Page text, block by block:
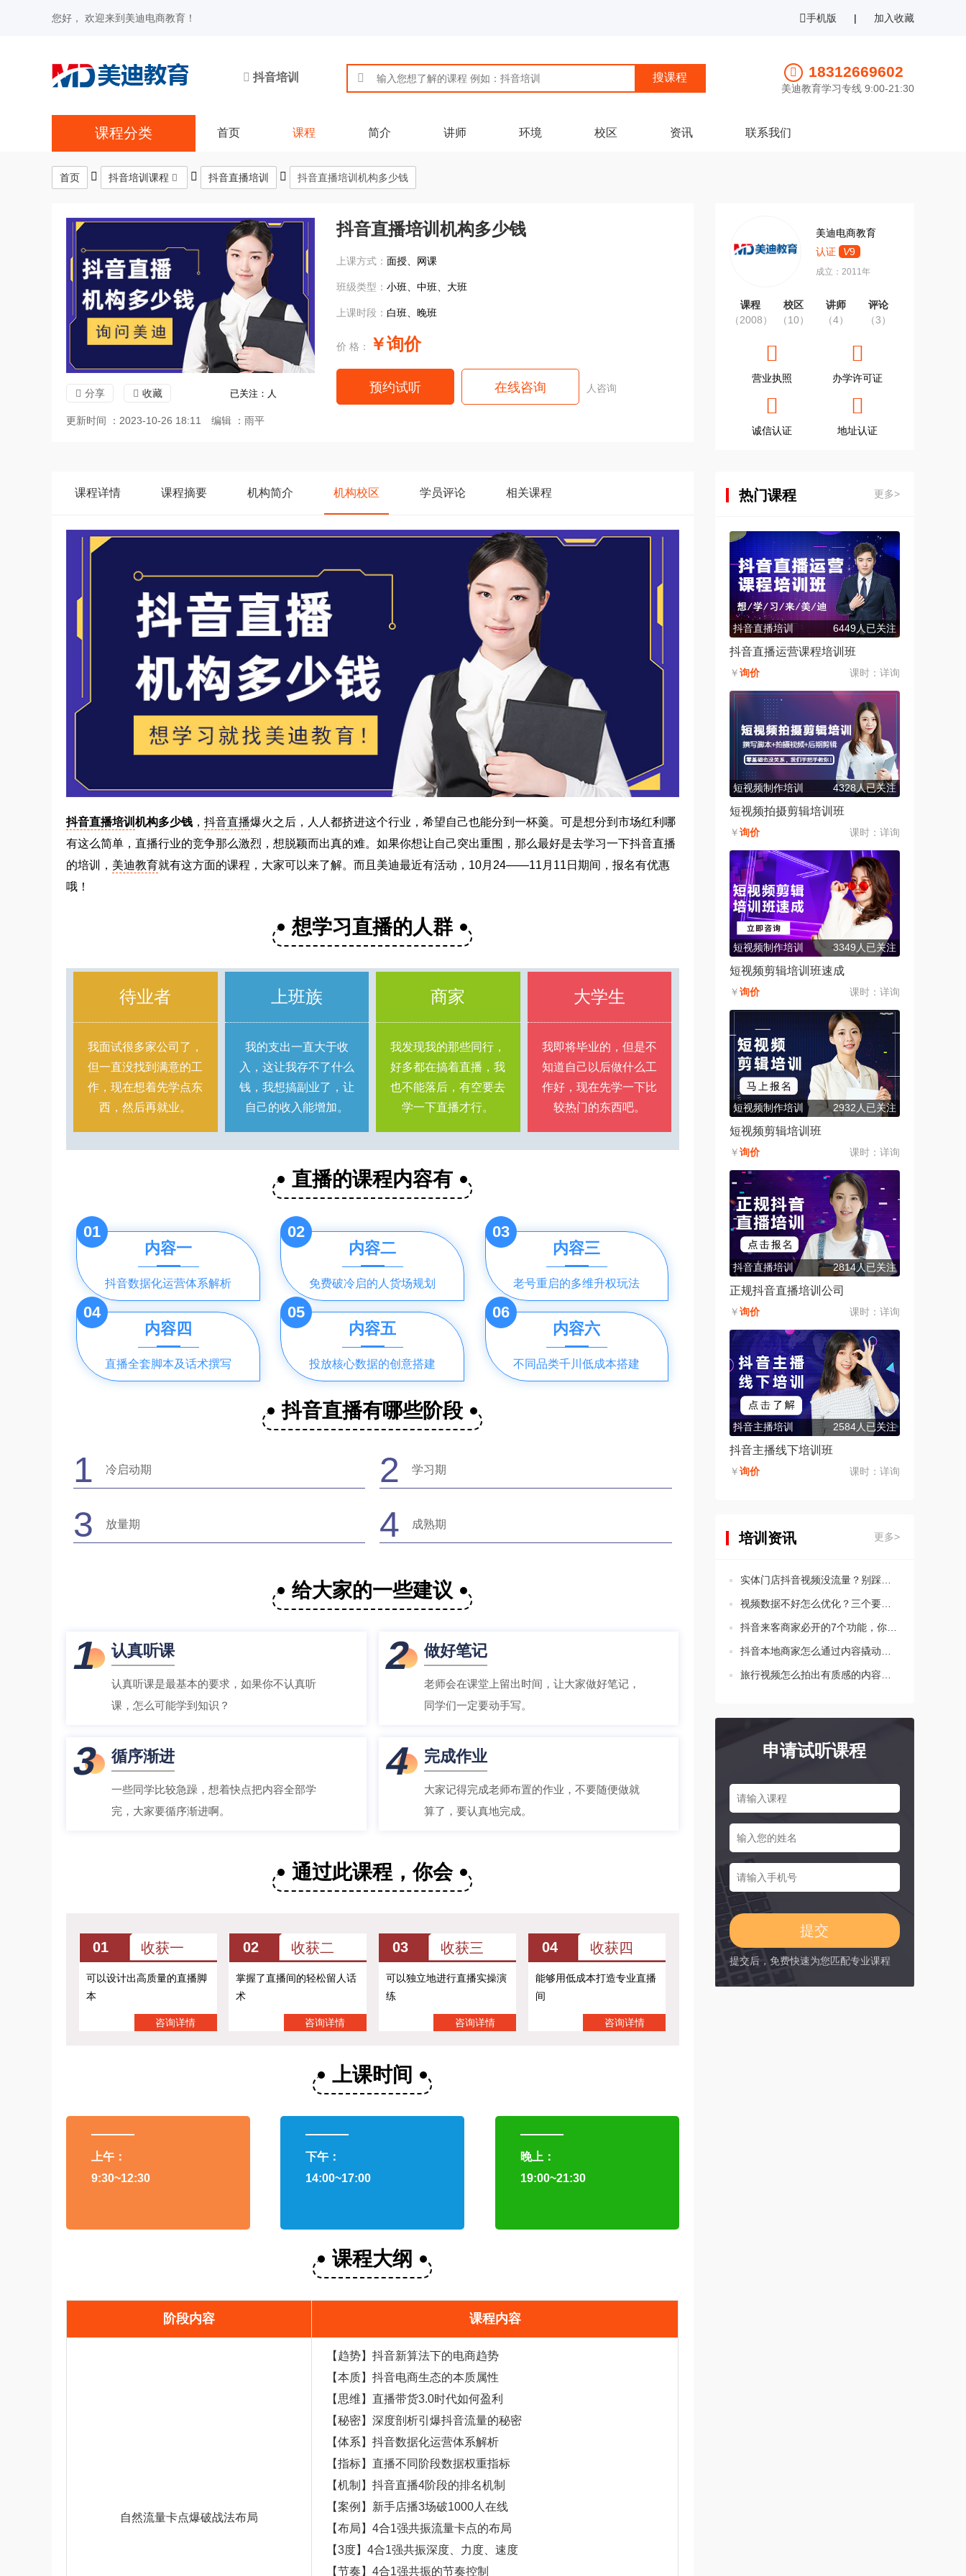
您好， 欢迎来到美迪电商教育！ 手机版 | 加入收藏
抖音培训 18312669602
美迪教育学习专线 9:00-21:30
课程分类 首页 课程 简介 讲师 环境 校区 资讯 联系我们
首页 抖音培训课程 抖音直播培训 抖音直播培训机构多少钱
分享 收藏 已关注： 人
更新时间 ：2023-10-26 18:11 编辑 ：雨平
抖音直播培训机构多少钱
上课方式：面授、网课
班级类型：小班、中班、大班
上课时段： 白班、晚班
价 格： ￥询价
预约试听 在线咨询 人咨询
美迪电商教育
认证
V9
成立：2011年
课程
（2008）
校区
（10）
讲师
（4）
评论
（3）
营业执照 办学许可证
诚信认证 地址认证
课程详情 课程摘要 机构简介 机构校区 学员评论 相关课程
抖音直播培训 机构多少钱 ， 抖音直播爆火之后，人人都挤进这个行业，希望自己也能分到一杯羹。可是想分到市场红利哪
有这么简单，直播行业的竞争那么激烈，想脱颖而出真的难。如果你想让自己突出重围，那么最好是去学习一下抖音直播
的培训， 美迪教育就有这方面的课程，大家可以来了解。而且美迪最近有活动，10月24——11月11日期间，报名有优惠
哦！
想学习直播的人群
待业者
我面试很多家公司了，
但一直没找到满意的工
作，现在想着先学点东
西，然后再就业。
上班族
我的支出一直大于收
入，这让我存不了什么
钱，我想搞副业了，让
自己的收入能增加。
商家
我发现我的那些同行，
好多都在搞着直播，我
也不能落后，有空要去
学一下直播才行。
大学生
我即将毕业的，但是不
知道自己以后做什么工
作好，现在先学一下比
较热门的东西吧。
直播的课程内容有
01
内容一
抖音数据化运营体系解析
02
内容二
免费破冷启的人货场规划
03
内容三
老号重启的多维升权玩法
04
内容四
直播全套脚本及话术撰写
05
内容五
投放核心数据的创意搭建
06
内容六
不同品类千川低成本搭建
抖音直播有哪些阶段
1 冷启动期 2 学习期
3 放量期 4 成熟期
给大家的一些建议
1 认真听课
认真听课是最基本的要求，如果你不认真听
课，怎么可能学到知识？
2 做好笔记
老师会在课堂上留出时间，让大家做好笔记，
同学们一定要动手写。
3 循序渐进
一些同学比较急躁，想着快点把内容全部学
完，大家要循序渐进啊。
4 完成作业
大家记得完成老师布置的作业，不要随便做就
算了，要认真地完成。
通过此课程，你会
01 收获一
可以设计出高质量的直播脚
本
咨询详情
02 收获二
掌握了直播间的轻松留人话
术
咨询详情
03 收获三
可以独立地进行直播实操演
练
咨询详情
04 收获四
能够用低成本打造专业直播
间
咨询详情
上课时间
上午：
9:30~12:30
下午：
14:00~17:00
晚上：
19:00~21:30
课程大纲
阶段内容 课程内容
自然流量卡点爆破战法布局
【趋势】抖音新算法下的电商趋势
【本质】抖音电商生态的本质属性
【思维】直播带货3.0时代如何盈利
【秘密】深度剖析引爆抖音流量的秘密
【体系】抖音数据化运营体系解析
【指标】直播不同阶段数据权重指标
【机制】抖音直播4阶段的排名机制
【案例】新手店播3场破1000人在线
【布局】4合1强共振流量卡点的布局
【3度】4合1强共振深度、力度、速度
【节奏】4合1强共振的节奏控制
热门课程 更多>
抖音直播培训 6449人已关注
抖音直播运营课程培训班
￥询价 课时： 详询
短视频制作培训 4328人已关注
短视频拍摄剪辑培训班
￥询价 课时： 详询
短视频制作培训 3349人已关注
短视频剪辑培训班速成
￥询价 课时： 详询
短视频制作培训 2932人已关注
短视频剪辑培训班
￥询价 课时： 详询
抖音直播培训 2814人已关注
正规抖音直播培训公司
￥询价 课时： 详询
抖音主播培训 2584人已关注
抖音主播线下培训班
￥询价 课时： 详询
培训资讯 更多>
实体门店抖音视频没流量？别踩这5个违规坑！
视频数据不好怎么优化？三个要点教会你分析思路！
抖音来客商家必开的7个功能，你都设置了吗？
抖音本地商家怎么通过内容撬动生意增长？这三点要知道！
旅行视频怎么拍出有质感的内容？新手必学的三个技巧
申请试听课程
提交后，免费快速为您匹配专业课程